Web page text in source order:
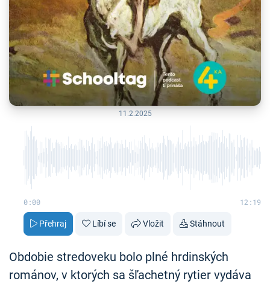
11.2.2025
0:00 12:19
Přehraj Líbí se Vložit Stáhnout
Obdobie stredoveku bolo plné hrdinských
románov, v ktorých sa šľachetný rytier vydáva